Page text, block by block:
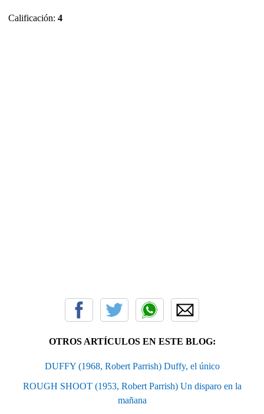
Calificación: 4
OTROS ARTÍCULOS EN ESTE BLOG:
DUFFY (1968, Robert Parrish) Duffy, el único
ROUGH SHOOT (1953, Robert Parrish) Un disparo en la
mañana